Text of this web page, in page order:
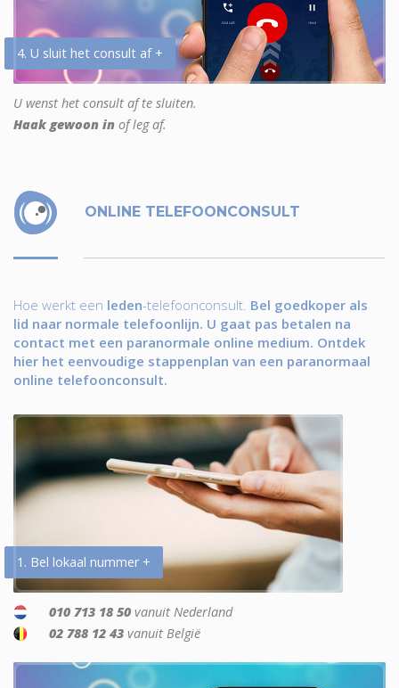
4. U sluit het consult af +
U wenst het consult af te sluiten.
Haak gewoon in of leg af.
ONLINE TELEFOONCONSULT
Hoe werkt een leden-telefoonconsult. Bel goedkoper als
lid naar normale telefoonlijn. U gaat pas betalen na
contact met een paranormale online medium. Ontdek
hier het eenvoudige stappenplan van een paranormaal
online telefoonconsult.
1. Bel lokaal nummer +
010 713 18 50 vanuit Nederland
02 788 12 43 vanuit België